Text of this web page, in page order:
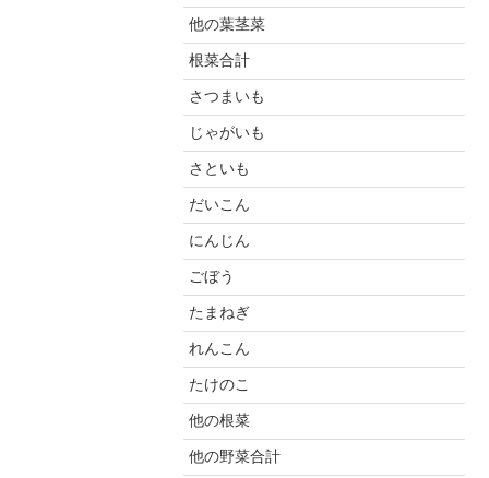
他の葉茎菜
根菜合計
さつまいも
じゃがいも
さといも
だいこん
にんじん
ごぼう
たまねぎ
れんこん
たけのこ
他の根菜
他の野菜合計